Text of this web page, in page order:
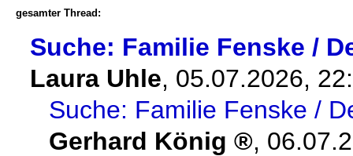
gesamter Thread:
Suche: Familie Fenske /
Laura Uhle, 05.07.2026,
Suche: Familie Fenske /
Gerhard König
,